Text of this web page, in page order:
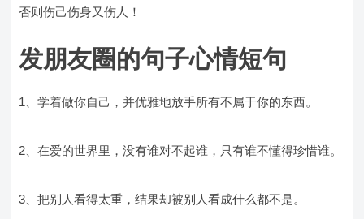
否则伤己伤身又伤人！
发朋友圈的句子心情短句
1、学着做你自己，并优雅地放手所有不属于你的东西。
2、在爱的世界里，没有谁对不起谁，只有谁不懂得珍惜谁。
3、把别人看得太重，结果却被别人看成什么都不是。